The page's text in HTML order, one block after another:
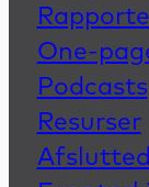
One-
Podcasts
Resurser